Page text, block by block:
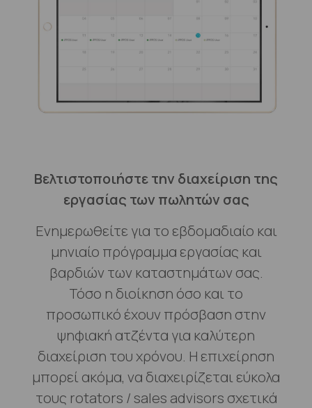
Βελτιστοποιήστε την διαχείριση της
εργασίας των πωλητών σας
Ενημερωθείτε για το εβδομαδιαίο και
μηνιαίο πρόγραμμα εργασίας και
βαρδιών των καταστημάτων σας.
Τόσο η διοίκηση όσο και το
προσωπικό έχουν πρόσβαση στην
ψηφιακή ατζέντα για καλύτερη
διαχείριση του χρόνου. Η επιχείρηση
μπορεί ακόμα, να διαχειρίζεται εύκολα
τους rotators / sales advisors σχετικά